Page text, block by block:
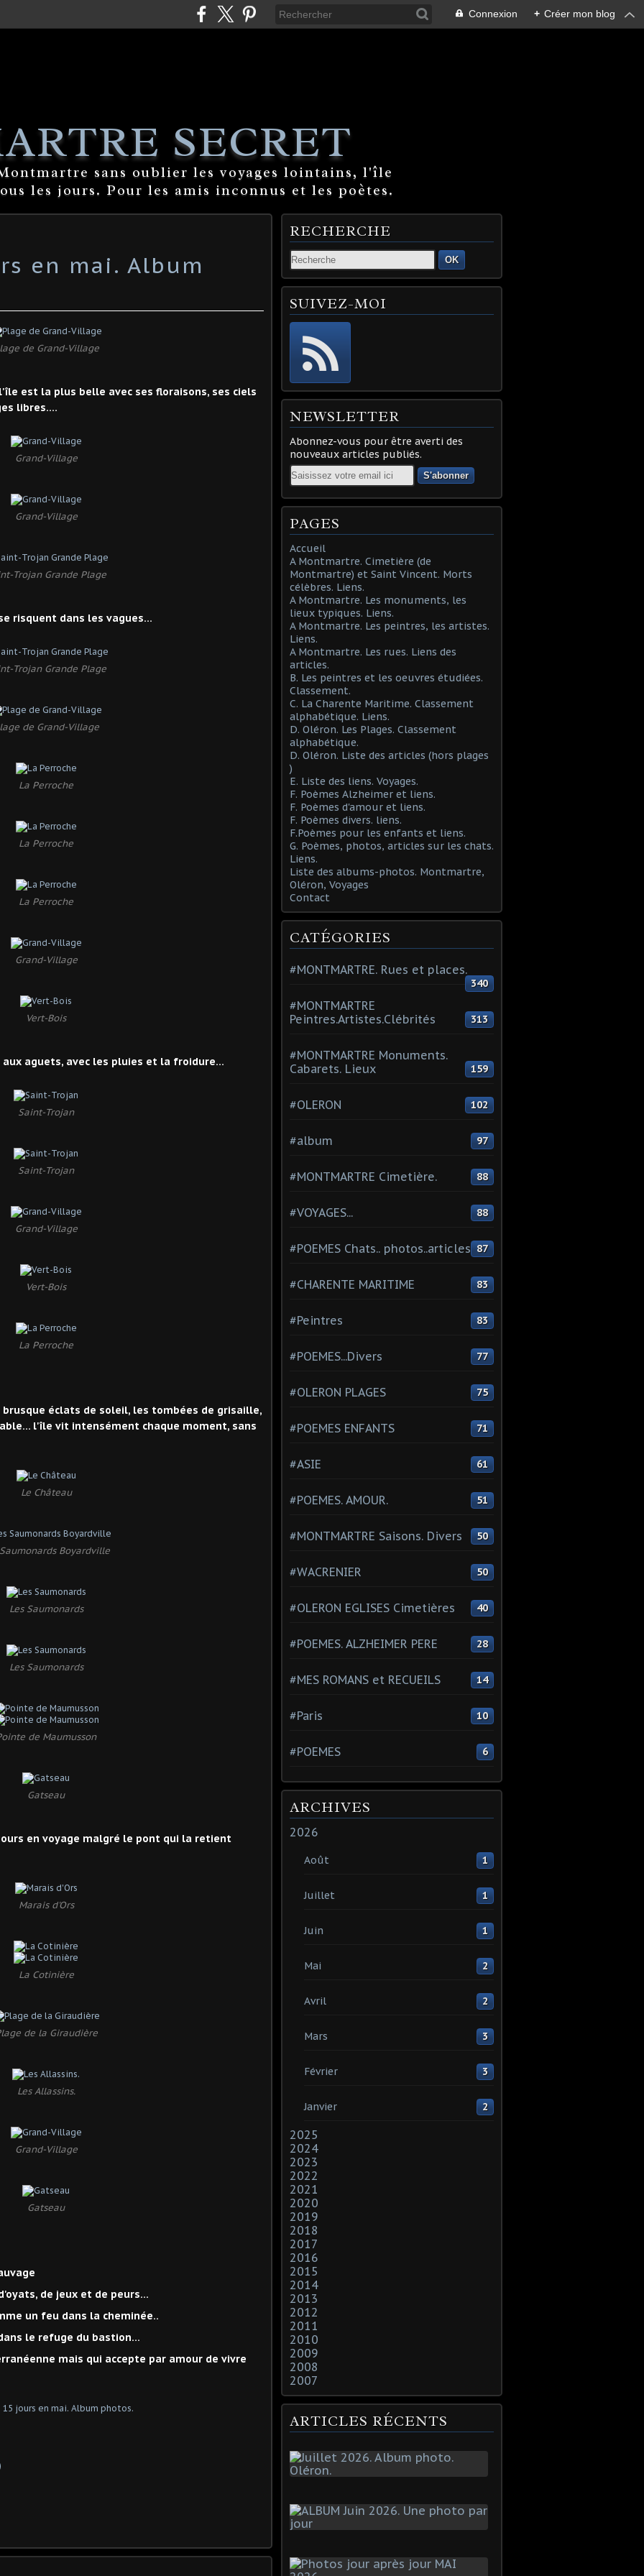
Connexion + Créer mon blog
SECRET
sans oublier les voyages lointains, l'île
les jours. Pour les amis inconnus et les poètes.
en mai. Album
de Grand-Village
est la plus belle avec ses floraisons, ses ciels
libres….
Grand-Village
Grand-Village
Trojan Grande Plage
risquent dans les vagues…
Trojan Grande Plage
de Grand-Village
La Perroche
La Perroche
La Perroche
Grand-Village
Vert-Bois
aguets, avec les pluies et la froidure...
Saint-Trojan
Saint-Trojan
Grand-Village
Vert-Bois
La Perroche
éclats de soleil, les tombées de grisaille,
l'île vit intensément chaque moment, sans
Le Château
Boyardville
Les Saumonards
Les Saumonards
de Maumusson
Gatseau
en voyage malgré le pont qui la retient
Marais d'Ors
La Cotinière
de la Giraudière
Les Allassins.
Grand-Village
Gatseau
de jeux et de peurs…
un feu dans la cheminée..
le refuge du bastion…
mais qui accepte par amour de vivre
RECHERCHE
OK
SUIVEZ-MOI
NEWSLETTER
Abonnez-vous pour être averti des
nouveaux articles publiés.
Email
PAGES
Accueil
A Montmartre. Cimetière (de
Montmartre) et Saint Vincent. Morts
célèbres. Liens.
A Montmartre. Les monuments, les
lieux typiques. Liens.
A Montmartre. Les peintres, les artistes.
Liens.
A Montmartre. Les rues. Liens des
articles.
B. Les peintres et les oeuvres étudiées.
Classement.
C. La Charente Maritime. Classement
alphabétique. Liens.
D. Oléron. Les Plages. Classement
alphabétique.
D. Oléron. Liste des articles (hors plages
)
E. Liste des liens. Voyages.
F. Poèmes Alzheimer et liens.
F. Poèmes d'amour et liens.
F. Poèmes divers. liens.
F.Poèmes pour les enfants et liens.
G. Poèmes, photos, articles sur les chats.
Liens.
Liste des albums-photos. Montmartre,
Oléron, Voyages
Contact
CATÉGORIES
#MONTMARTRE. Rues et places.
340
#MONTMARTRE
Peintres.Artistes.Clébrités
313
#MONTMARTRE Monuments.
Cabarets. Lieux
159
#OLERON 102
#album 97
#MONTMARTRE Cimetière. 88
#VOYAGES... 88
#POEMES Chats.. photos..articles 87
#CHARENTE MARITIME 83
#Peintres 83
#POEMES...Divers 77
#OLERON PLAGES 75
#POEMES ENFANTS 71
#ASIE 61
#POEMES. AMOUR. 51
#MONTMARTRE Saisons. Divers 50
#WACRENIER 50
#OLERON EGLISES Cimetières 40
#POEMES. ALZHEIMER PERE 28
#MES ROMANS et RECUEILS 14
#Paris 10
#POEMES 6
ARCHIVES
2026
Août 1
Juillet 1
Juin 1
Mai 2
Avril 2
Mars 3
Février 3
Janvier 2
2025
2024
2023
2022
2021
2020
2019
2018
2017
2016
2015
2014
2013
2012
2011
2010
2009
2008
2007
ARTICLES RÉCENTS